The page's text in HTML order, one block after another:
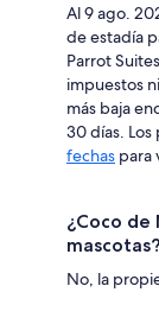
Al 9 ago.
de estadía
Parrot
impuestos
más baja
30 días. Los
fechas para
¿Coco de
mascotas?
No, la